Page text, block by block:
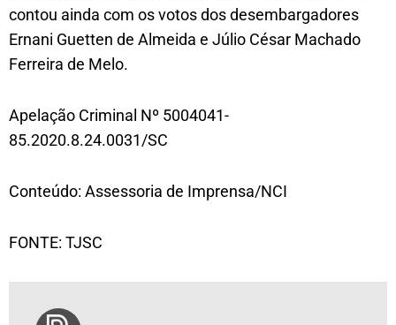
contou ainda com os votos dos desembargadores
Ernani Guetten de Almeida e Júlio César Machado
Ferreira de Melo.
Apelação Criminal Nº 5004041-
85.2020.8.24.0031/SC
Conteúdo: Assessoria de Imprensa/NCI
FONTE: TJSC